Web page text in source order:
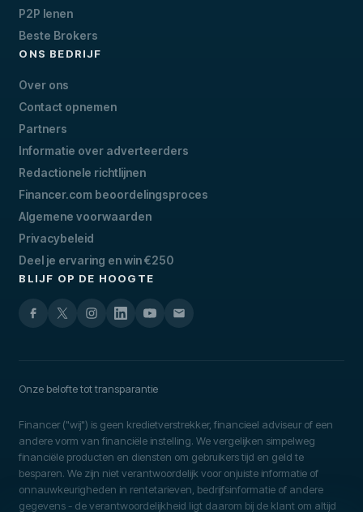
P2P lenen
Beste Brokers
ONS BEDRIJF
Over ons
Contact opnemen
Partners
Informatie over adverteerders
Redactionele richtlijnen
Financer.com beoordelingsproces
Algemene voorwaarden
Privacybeleid
Deel je ervaring en win €250
BLIJF OP DE HOOGTE
Onze belofte tot transparantie
Financer ("wij") is geen kredietverstrekker, financieel adviseur of een
andere vorm van financiële instelling. We vergelijken simpelweg
financiële producten en diensten om gebruikers tijd en geld te
besparen. We zijn niet verantwoordelijk voor onjuiste informatie of
onnauwkeurigheden in rentetarieven, bedrijfsinformatie of andere
gegevens - de verantwoordelijkheid ligt daarom bij de klant om altijd